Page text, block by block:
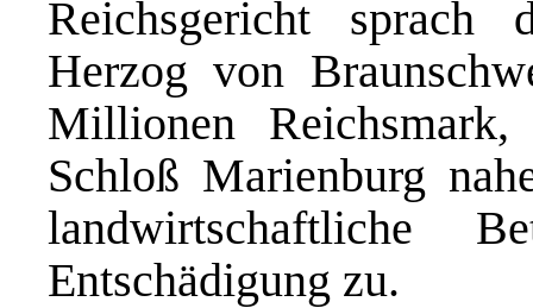
Reichsgericht sprach
Herzog von
Millionen
Schloß Marienburg
landwirtschaftliche
Entschädigung zu.